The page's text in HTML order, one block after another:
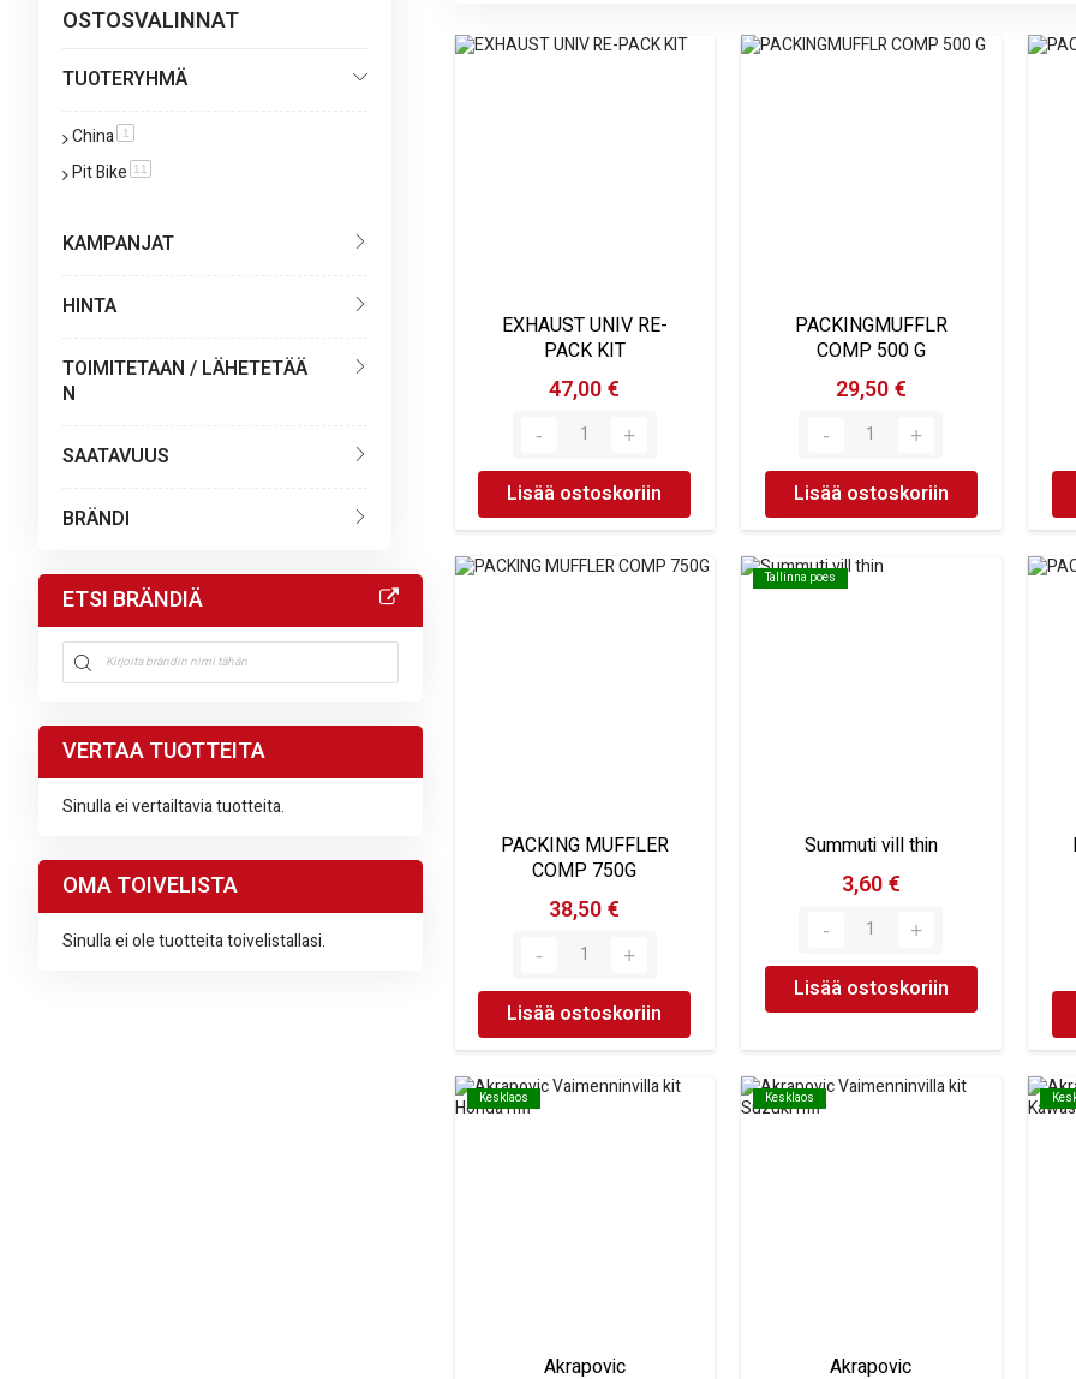
EXHAUST UNIV RE-
PACK KIT
47,00 €
Lisää ostoskoriin
PACKINGMUFFLR
COMP 500 G
29,50 €
Lisää ostoskoriin
PACKING MUFFLER
COMP 750G
38,50 €
Lisää ostoskoriin
Tallinna poes
Tallinna poes
Summuti vill thin
3,60 €
Lisää ostoskoriin
Kesklaos
Kesklaos
Akrapovic
Kesklaos
Kesklaos
Akrapovic
OSTOSVALINNAT
TUOTERYHMÄ
China 1
Pit Bike 11
KAMPANJAT
HINTA
TOIMITETAAN / LÄHETETÄÄ
N
SAATAVUUS
BRÄNDI
ETSI BRÄNDIÄ
VERTAA TUOTTEITA
Sinulla ei vertailtavia tuotteita.
OMA TOIVELISTA
Sinulla ei ole tuotteita toivelistallasi.